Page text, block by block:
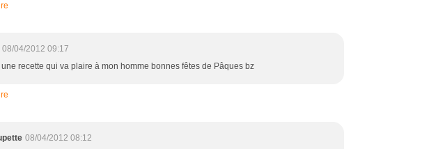
08/04/2012 09:17
recette qui va plaire à mon homme bonnes fêtes de Pâques bz
08/04/2012 08:12